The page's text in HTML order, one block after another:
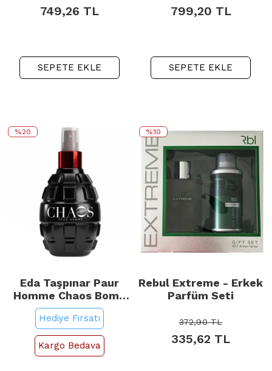
749,26 TL
SEPETE EKLE
799,20 TL
SEPETE EKLE
%20
Eda Taşpınar Paur
Homme Chaos Bomb
EDP - Erkek Parfümü
200ml
Hediye Fırsatı
Kargo Bedava
%10
Rebul Extreme - Erkek
Parfüm Seti
372,90TL
335,62 TL